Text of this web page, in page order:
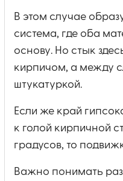
В этом случае
система, где оба
основу. Но стык
кирпичом, а между
штукатуркой.
Если же край
к голой кирпичной
градусов, то
Важно понимать